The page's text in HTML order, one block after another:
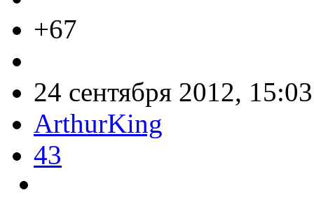
+67
24 сентября 2012, 15:03
ArthurKing
43